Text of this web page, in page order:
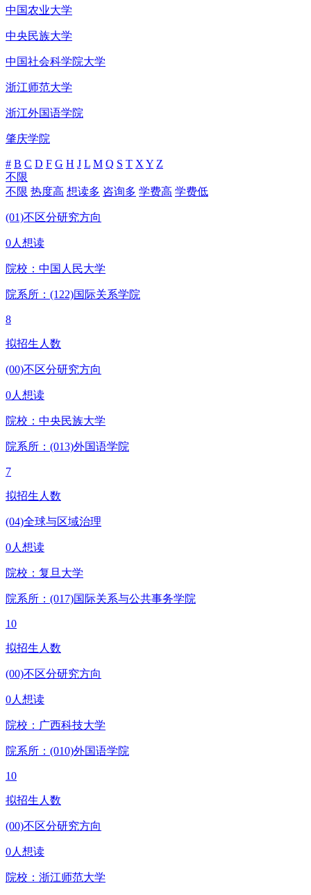
中国农业大学
中央民族大学
中国社会科学院大学
浙江师范大学
浙江外国语学院
肇庆学院
# B C D F G H J L M Q S T X Y Z
不限
不限 热度高 想读多 咨询多 学费高 学费低
(01)不区分研究方向
0人想读
院校： 中国人民大学
院系所：(122)国际关系学院
8
拟招生人数
(00)不区分研究方向
0人想读
院校： 中央民族大学
院系所：(013)外国语学院
7
拟招生人数
(04)全球与区域治理
0人想读
院校： 复旦大学
院系所：(017)国际关系与公共事务学院
10
拟招生人数
(00)不区分研究方向
0人想读
院校： 广西科技大学
院系所：(010)外国语学院
10
拟招生人数
(00)不区分研究方向
0人想读
院校： 浙江师范大学